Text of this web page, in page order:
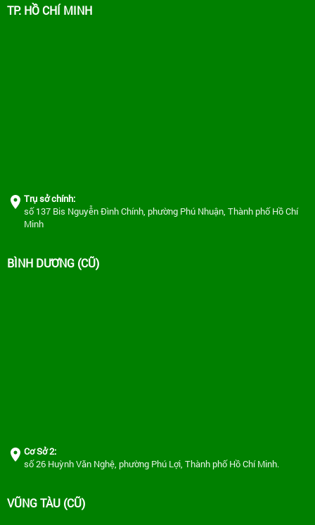
TP. HỒ CHÍ MINH
Trụ sở chính:
số 137 Bis Nguyễn Đình Chính, phường Phú Nhuận, Thành phố Hồ Chí
Minh
BÌNH DƯƠNG (CŨ)
Cơ Sở 2:
số 26 Huỳnh Văn Nghệ, phường Phú Lợi, Thành phố Hồ Chí Minh.
VŨNG TÀU (CŨ)